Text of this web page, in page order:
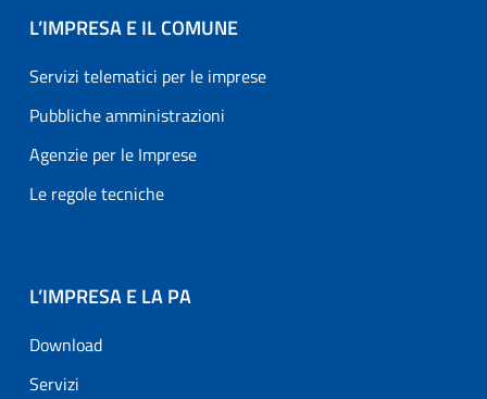
L’IMPRESA E IL COMUNE
Servizi telematici per le imprese
Pubbliche amministrazioni
Agenzie per le Imprese
Le regole tecniche
L’IMPRESA E LA PA
Download
Servizi